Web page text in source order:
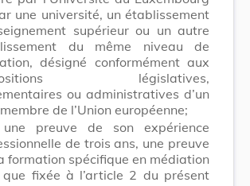
une université, un établissement
supérieur ou un autre
du même niveau de
désigné conformément aux
législatives,
ou administratives d’un
de l’Union européenne;
preuve de son expérience
de trois ans, une preuve
formation spécifique en médiation
fixée à l’article 2 du présent